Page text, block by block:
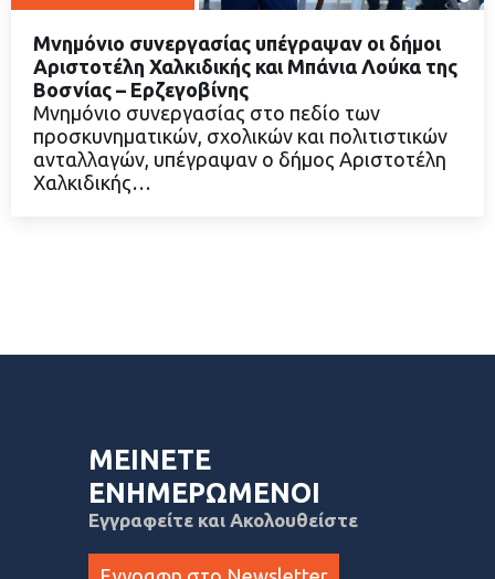
ΔΙΑΒΑΣΤΕ ΠΕΡΙΣΣΟΤΕΡΑ
Μνημόνιο συνεργασίας υπέγραψαν οι δήμοι
Αριστοτέλη Χαλκιδικής και Μπάνια Λούκα της
Βοσνίας – Ερζεγοβίνης
Μνημόνιο συνεργασίας στο πεδίο των
προσκυνηματικών, σχολικών και πολιτιστικών
ανταλλαγών, υπέγραψαν ο δήμος Αριστοτέλη
Χαλκιδικής…
ΜΕΙΝΕΤΕ
ΕΝΗΜΕΡΩΜΕΝΟΙ
Εγγραφείτε και Ακολουθείστε